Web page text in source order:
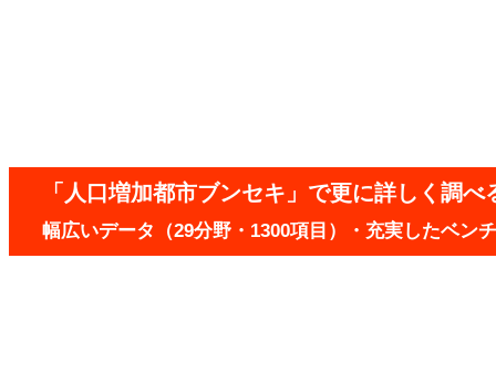
「人口増加都市ブンセキ」で更に詳しく調べ
幅広いデータ（29分野・1300項目）・充実したベン